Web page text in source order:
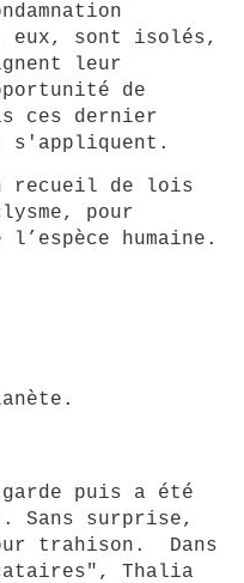
eux, sont isolés,
leur
de
ces dernier
s'appliquent.
recueil de lois
pour
humaine.
.
puis a été
Sans surprise,
trahison. Dans
Thalia